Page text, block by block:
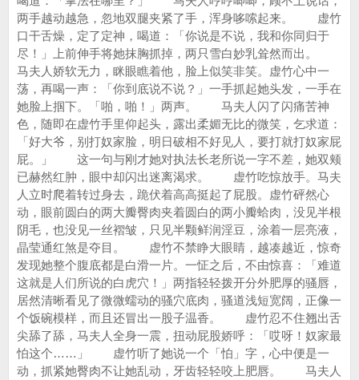
两手越动越急，忽地双腿夹紧了手，浑身哆嗦起来。 虚竹
口干舌燥，定了定神，喝道：「你说是不说，我和你同归于
尽！」上前伸手将她抹胸抓掉，两只雪白妙乳耸然而出。
马夫人娇软无力，眯眼瞧着他，脸上似笑非笑。虚竹心中一
荡，再喝一声：「你到底说不说？」一手抓起她头发，一手在
她脸上掴下。「啪，啪！」两声。 马夫人闪了闪痛苦神
色，随即在虚竹手里仰起头，露出柔媚无比的微笑，乞求道：
「好大爷，别打奴家脸，明日破相不好见人，要打就打奴家屁
屁。」 这一句与刚才她对执法长老所说一字不差，她双颊
已赫然红肿，眼中却闪出迷离渴求。 虚竹吃惊放手。马夫
人立时爬着转过身去，跪伏着高高挺起了屁股。虚竹砰然心
动，眼前圆白的两大瓣臀肉夹着圆白的两小瓣蛤肉，没见半根
阴毛，也没见一丝褶皱，只见半颗鲜润淫豆，涂着一层亮液，
晶莹通红煞是夺目。 虚竹不禁睁大眼睛，越凑越近，惊奇
发现她整个腹底都是白滑一片。一怔之后，不由惊喜：「难道
这就是人们所说的白虎穴！」两指轻轻拨开分外肥厚的骚唇，
居然清晰看见了微微蠕动的骚穴底肉，骚道浅短宽阔，正像一
个饭碗模样，而且还冒出一股子温香。 虚竹忍不住翘出舌
尖舔了舔，马夫人全身一震，扭动屁股娇呼：「哎呀！奴家最
怕这个……」 虚竹听了她说一个「怕」字，心中便是一
动，抓紧她臀肉不让她乱动，牙齿轻轻咬上肥唇。 马夫人